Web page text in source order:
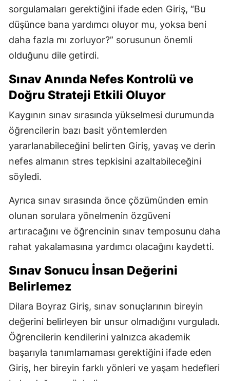
sorgulamaları gerektiğini ifade eden Giriş, “Bu
düşünce bana yardımcı oluyor mu, yoksa beni
daha fazla mı zorluyor?” sorusunun önemli
olduğunu dile getirdi.
Sınav Anında Nefes Kontrolü ve
Doğru Strateji Etkili Oluyor
Kaygının sınav sırasında yükselmesi durumunda
öğrencilerin bazı basit yöntemlerden
yararlanabileceğini belirten Giriş, yavaş ve derin
nefes almanın stres tepkisini azaltabileceğini
söyledi.
Ayrıca sınav sırasında önce çözümünden emin
olunan sorulara yönelmenin özgüveni
artıracağını ve öğrencinin sınav temposunu daha
rahat yakalamasına yardımcı olacağını kaydetti.
Sınav Sonucu İnsan Değerini
Belirlemez
Dilara Boyraz Giriş, sınav sonuçlarının bireyin
değerini belirleyen bir unsur olmadığını vurguladı.
Öğrencilerin kendilerini yalnızca akademik
başarıyla tanımlamaması gerektiğini ifade eden
Giriş, her bireyin farklı yönleri ve yaşam hedefleri